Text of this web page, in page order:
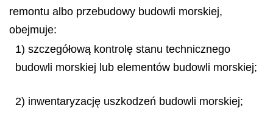
remontu albo przebudowy budowli morskiej,
obejmuje:
1) szczegółową kontrolę stanu technicznego
budowli morskiej lub elementów budowli morskiej;
2) inwentaryzację uszkodzeń budowli morskiej;